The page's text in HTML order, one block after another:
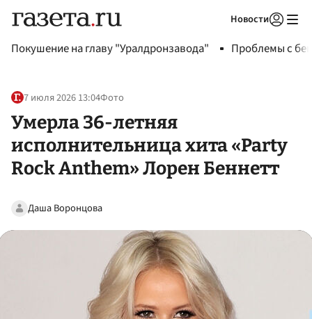
Новости
Покушение на главу "Уралдронзавода" Проблемы с
7 июля 2026 13:04Фото
Умерла 36-летняя
исполнительница хита «Party
Rock Anthem» Лорен Беннетт
Даша Воронцова